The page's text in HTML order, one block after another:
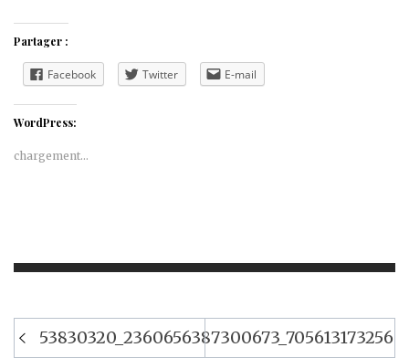
Partager :
Facebook Twitter E-mail
WordPress:
chargement…
Navigation